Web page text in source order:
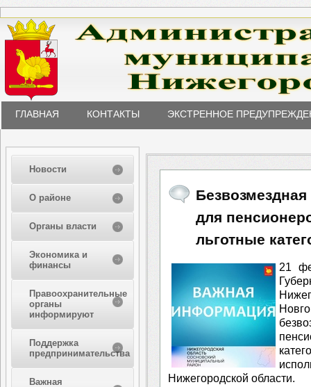
ГЛАВНАЯ КОНТАКТЫ ЭКСТРЕННОЕ
Новости
О районе
Органы власти
Экономика и
финансы
Правоохранительные
органы
информируют
Поддержка
предпринимательства
Важная
для
льготные
21
Нижегородской области.